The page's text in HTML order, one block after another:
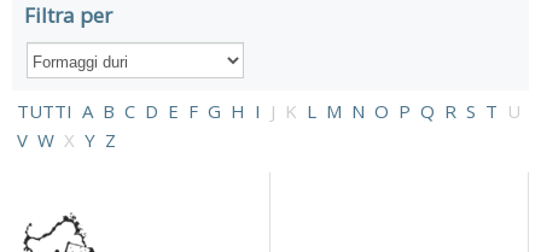
Filtra per
TUTTI A B C D E F G H I J K L M N O P Q R S T U
V W X Y Z